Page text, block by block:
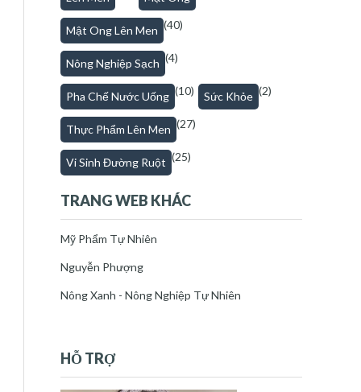
Mật Ong Lên Men (40)
Nông Nghiệp Sạch (4)
Pha Chế Nước Uống (10) Sức Khỏe (2)
Thực Phẩm Lên Men (27)
Vi Sinh Đường Ruột (25)
TRANG WEB KHÁC
Mỹ Phẩm Tự Nhiên
Nguyễn Phượng
Nông Xanh - Nông Nghiệp Tự Nhiên
HỖ TRỢ